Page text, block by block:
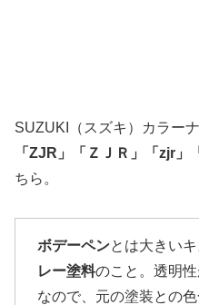
SUZUKI（スズキ）カラー
「 ZJR 」 「 ＺＪＲ」「zjr」
ちら。
ボデーペンとは大きい
レー塗料のこと。透明
なので、元の塗装との